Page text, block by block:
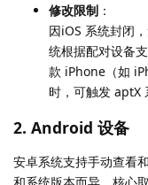
修改限制 ：
因iOS 系统封闭
统根据配对设备
款 iPhone（如
时，可触发 aptX
2. Android 设备
安卓系统支持手动查看